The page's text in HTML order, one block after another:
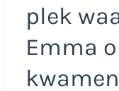
plek
Emma